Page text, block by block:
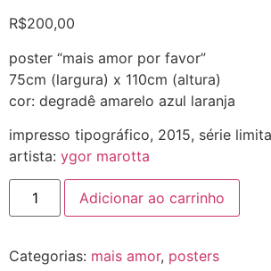
R$200,00
poster “mais amor por favor”
75cm (largura) x 110cm (altura)
cor: degradê amarelo azul laranja
impresso tipográfico, 2015, série
artista: ygor marotta
Adicionar ao carrinho
Categorias: mais amor, posters